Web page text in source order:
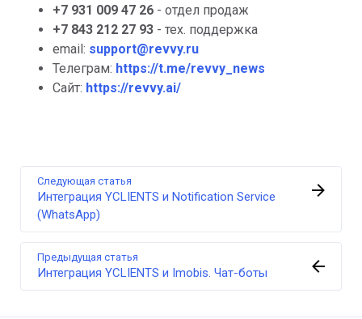
+7 931 009 47 26 - отдел продаж
+7 843 212 27 93 - тех. поддержка
email: support@revvy.ru
Телеграм: https://t.me/revvy_news
Сайт: https://revvy.ai/
Предыдущая статья
Интеграция YCLIENTS и Imobis. Чат-боты
Следующая статья
Интеграция YCLIENTS и Notification Service
(WhatsApp)